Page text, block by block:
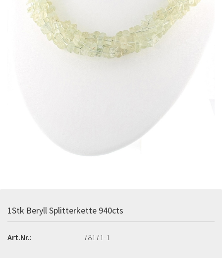
1Stk Beryll Splitterkette 940cts
Art.Nr.: 78171-1